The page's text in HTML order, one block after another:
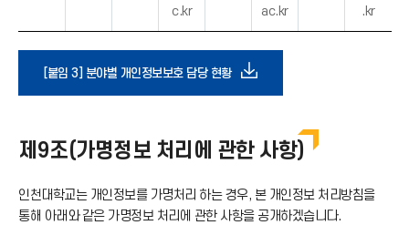
c.kr
ac.kr
.kr
[붙임 3] 분야별 개인정보보호 담당 현황다
로
드
제9조(가명정보 처리에 관한 사항)
인천대학교는 개인정보를 가명처리 하는 경우, 본 개인정보 처리방침을
통해 아래와 같은 가명정보 처리에 관한 사항을 공개하겠습니다.